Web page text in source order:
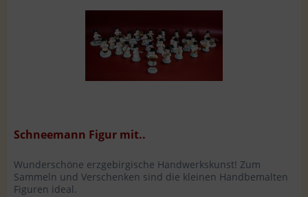
Schneemann Figur mit..
Wunderschöne erzgebirgische Handwerkskunst! Zum
Sammeln und Verschenken sind die kleinen Handbemalten
Figuren ideal.